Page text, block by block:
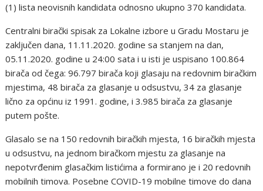
(1) lista neovisnih kandidata odnosno ukupno 370 kandidata.
Centralni birački spisak za Lokalne izbore u Gradu Mostaru je
zaključen dana, 11.11.2020. godine sa stanjem na dan,
05.11.2020. godine u 24:00 sata i u isti je uspisano 100.864
birača od čega: 96.797 birača koji glasaju na redovnim biračkim
mjestima, 48 birača za glasanje u odsustvu, 34 za glasanje
lično za općinu iz 1991. godine, i 3.985 birača za glasanje
putem pošte.
Glasalo se na 150 redovnih biračkih mjesta, 16 biračkih mjesta
u odsustvu, na jednom biračkom mjestu za glasanje na
nepotvrđenim glasačkim listićima a formirano je i 20 redovnih
mobilnih timova. Posebne COVID-19 mobilne timove do dana